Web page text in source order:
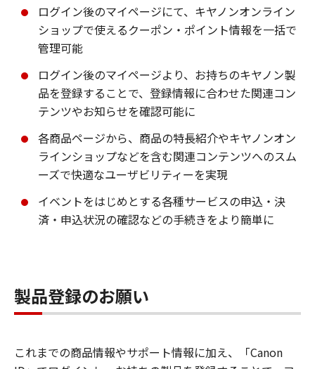
ログイン後のマイページにて、キヤノンオンライン
ショップで使えるクーポン・ポイント情報を一括で
管理可能
ログイン後のマイページより、お持ちのキヤノン製
品を登録することで、登録情報に合わせた関連コン
テンツやお知らせを確認可能に
各商品ページから、商品の特長紹介やキヤノンオン
ラインショップなどを含む関連コンテンツへのスム
ーズで快適なユーザビリティーを実現
イベントをはじめとする各種サービスの申込・決
済・申込状況の確認などの手続きをより簡単に
製品登録のお願い
これまでの商品情報やサポート情報に加え、「Canon